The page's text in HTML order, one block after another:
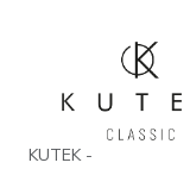
KUTEK -